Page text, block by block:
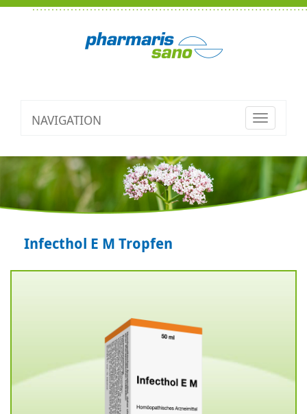
NAVIGATION
Toggle
Infecthol E M Tropfen